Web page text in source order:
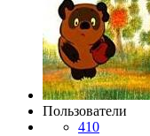
Пользователи
410